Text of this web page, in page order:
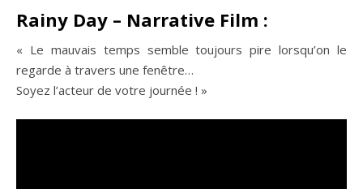
Rainy Day – Narrative Film :
« Le mauvais temps semble toujours pire lorsqu’on le
regarde à travers une fenêtre…
Soyez l’acteur de votre journée ! »